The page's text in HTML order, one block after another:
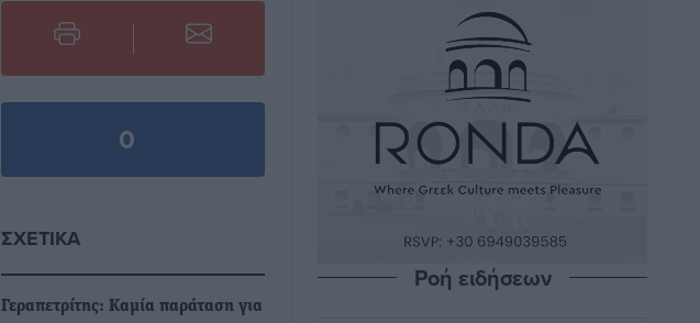
0
ΣΧΕΤΙΚΆ
Γεραπετρίτης: Καμία παράταση για
Ροή ειδήσεων